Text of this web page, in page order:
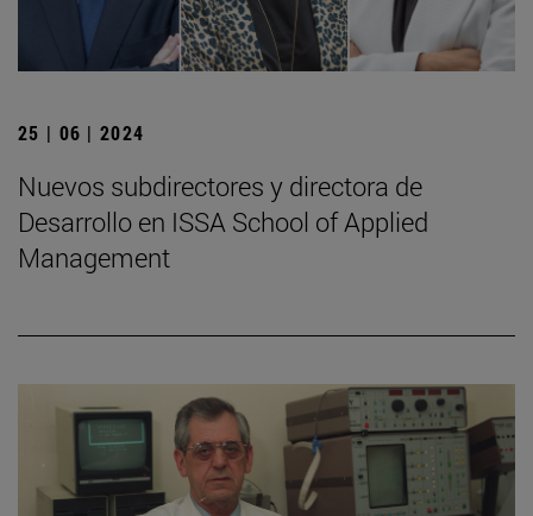
25 | 06 | 2024
Nuevos subdirectores y directora de
Desarrollo en ISSA School of Applied
Management